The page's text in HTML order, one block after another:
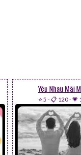
Yêu Nhau Mãi
⭐ 5 -📋 120-💗